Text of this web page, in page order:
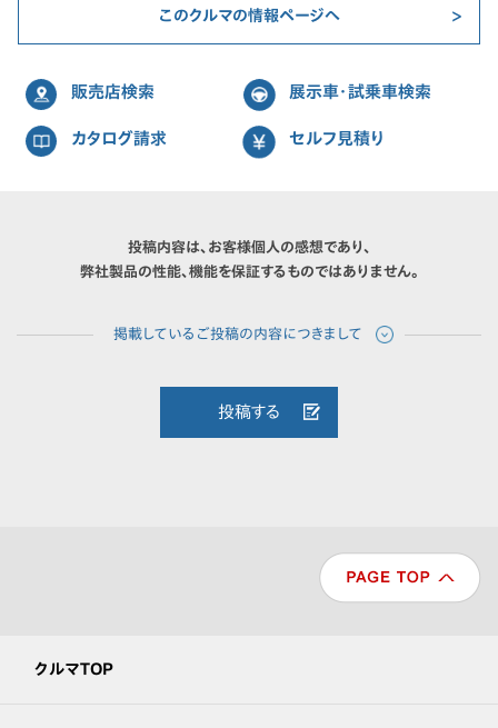
このクルマの情報ページへ
販売店検索 展示車・試乗車検索
カタログ請求 セルフ見積り
投稿内容は、お客様個人の感想であり、
弊社製品の性能、機能を保証するものではありません。
投稿する
クルマTOP